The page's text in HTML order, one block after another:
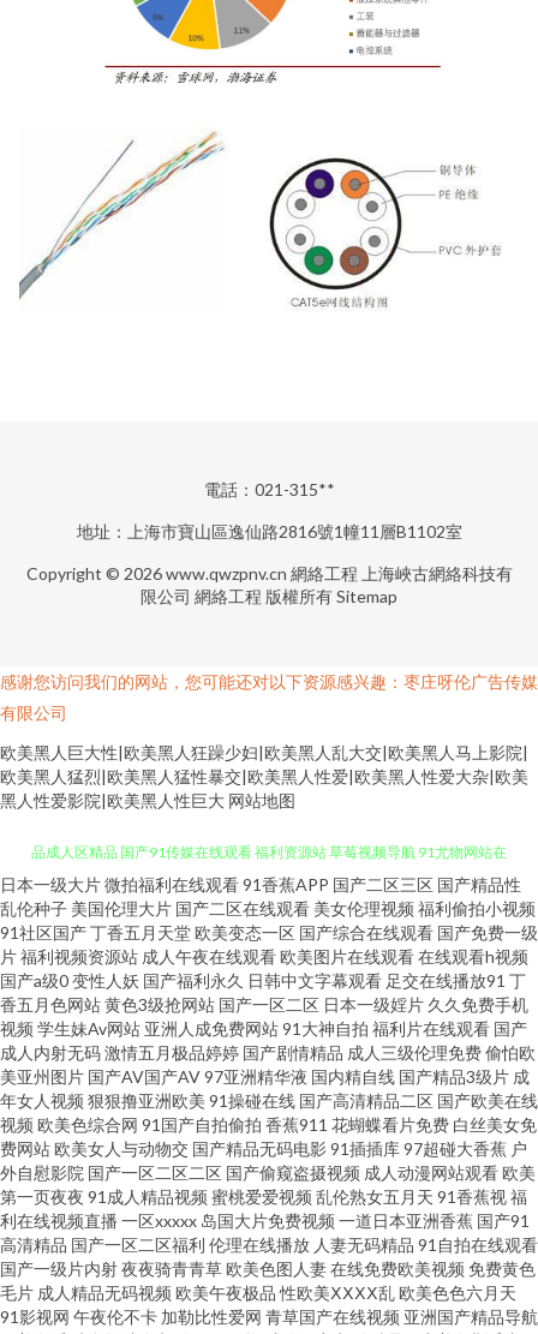
電話：021-315**
地址：上海市寶山區逸仙路2816號1幢11層B1102室
Copyright © 2026www.qwzpnv.cn 網絡工程 上海峽古網絡科技有
限公司 網絡工程 版權所有Sitemap
感谢您访问我们的网站，您可能还对以下资源感兴趣：枣庄呀伦广告传媒
有限公司
欧美黑人巨大性|欧美黑人狂躁少妇|欧美黑人乱大交|欧美黑人马上影院|
欧美黑人猛烈|欧美黑人猛性暴交|欧美黑人性爱|欧美黑人性爱大杂|欧美
黑人性爱影院|欧美黑人性巨大 网站地图
在线观看麻豆91 欧美a在线 色站欧美日韩 日韩无码成人 老牛五月天色 国产精
品成人区精品 国产91传媒在线观看 福利资源站 草莓视频导航 91尤物网站在
线观看 95看片淫黄大片 国产精品九 丁香婷婷乱鲁 成人免费三级网址 超碰干
逼 www探花91 久久影院视频 91AV福利导航 日韩欧美性爱A片 深夜视频 免费
传媒视频传媒 超碰精品野泽手机在线 91黑丝高跟精品 亚洲最大的黄色小说
网 91免费看黄色大片 国产午夜福利网一二区 91炮图在线播放 久操视频在线
观看 91欧美视频一二三 福利导航 亚洲人在线网站 91香蕉wwwcon 色咪久久
尤物视频网址 91探花色情 第一福利社区av 少妇导航 影音av资源无码男人 国
日本一级大片微拍福利在线观看91香蕉APP 国产二区三区 国产精品性
乱伦种子 美国伦理大片 国产二区在线观看 美女伦理视频 福利偷拍小视频
91社区国产丁香五月天堂欧美变态一区 国产综合在线观看 国产免费一级
片福利视频资源站 成人午夜在线观看欧美图片在线观看在线观看h视频
国产a级0变性人妖 国产福利永久 日韩中文字幕观看 足交在线播放91 丁
香五月色网站黄色3级抢网站 国产一区二区 日本一级婬片 久久免费手机
视频 学生妹Av网站 亚洲人成免费网站91大神自拍 福利片在线观看 国产
成人内射无码激情五月极品婷婷 国产剧情精品 成人三级伦理免费偷怕欧
美亚州图片 国产AV国产AV97亚洲精华液 国内精自线 国产精品3级片 成
年女人视频 狠狠撸亚洲欧美 91操碰在线 国产高清精品二区 国产欧美在线
视频 欧美色综合网 91国产自拍偷拍 香蕉911 花蝴蝶看片免费 白丝美女免
费网站欧美女人与动物交 国产精品无码电影91插插库97超碰大香蕉 户
外自慰影院 国产一区二区二区 国产偷窥盗摄视频 成人动漫网站观看欧美
第一页夜夜 91成人精品视频 蜜桃爱爱视频 乱伦熟女五月天 91香蕉视福
利在线视频直播 一区xxxxx 岛国大片免费视频 一道日本亚洲香蕉 国产91
高清精品 国产一区二区福利 伦理在线播放 人妻无码精品 91自拍在线观看
国产一级片内射夜夜骑青青草欧美色图人妻在线免费欧美视频 免费黄色
毛片 成人精品无码视频 欧美午夜极品 性欧美ⅩⅩⅩⅩ乱欧美色色六月天
91影视网 午夜伦不卡 加勒比性爱网 青草国产在线视频 亚洲国产精品导航